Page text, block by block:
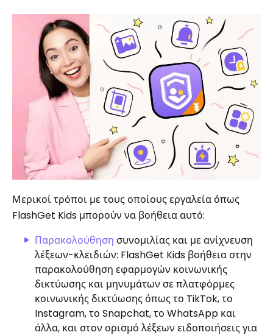
Μερικοί τρόποι με τους οποίους εργαλεία όπως
FlashGet Kids μπορούν να βοήθεια αυτό:
Παρακολούθηση συνομιλίας και με ανίχνευση
λέξεων-κλειδιών: FlashGet Kids βοήθεια στην
παρακολούθηση εφαρμογών κοινωνικής
δικτύωσης και μηνυμάτων σε πλατφόρμες
κοινωνικής δικτύωσης όπως το TikTok, το
Instagram, το Snapchat, το WhatsApp και
άλλα, και στον ορισμό λέξεων ειδοποιήσεις για